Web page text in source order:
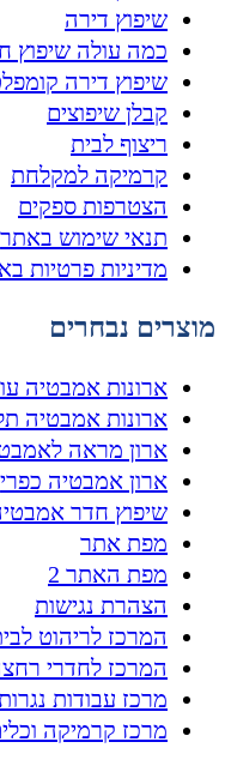
שיפוץ דירה
כמה עולה שיפוץ
שיפוץ דירה
קבלן שיפוצים
ריצוף לבית
קרמיקה למקלחת
הצטרפות ספקים
תנאי שימוש באתר
מדיניות פרטיות
מוצרים נבחרים
ארונות אמבטיה
ארונות אמבטיה
ארון מראה
ארון אמבטיה כפרי
שיפוץ חדר
מפת אתר
מפת האתר 2
הצהרת נגישות
המרכז לריהוט
המרכז לחדרי
מרכז עבודות
מרכז קרמיקה